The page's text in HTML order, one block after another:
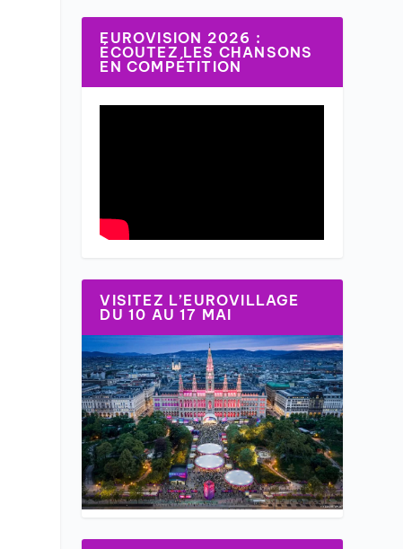
EUROVISION 2026 :
ÉCOUTEZ LES CHANSONS
EN COMPÉTITION
VISITEZ L’EUROVILLAGE
DU 10 AU 17 MAI